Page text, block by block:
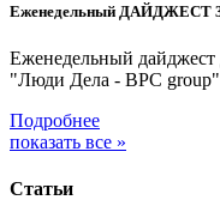
Еженедельный ДАЙДЖЕСТ
Еженедельный дайджест
"Люди Дела - BPC group"
Подробнее
показать все »
Статьи